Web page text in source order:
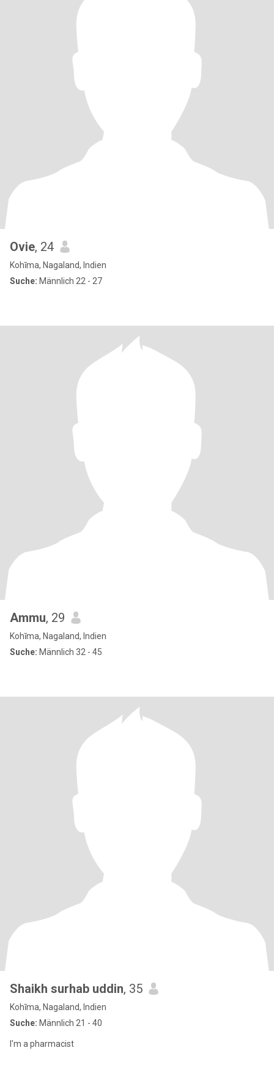
Ovie, 24
Kohīma, Nagaland, Indien
Suche: Männlich 22 - 27
Ammu, 29
Kohīma, Nagaland, Indien
Suche: Männlich 32 - 45
Shaikh surhab uddin, 35
Kohīma, Nagaland, Indien
Suche: Männlich 21 - 40
I'm a pharmacist